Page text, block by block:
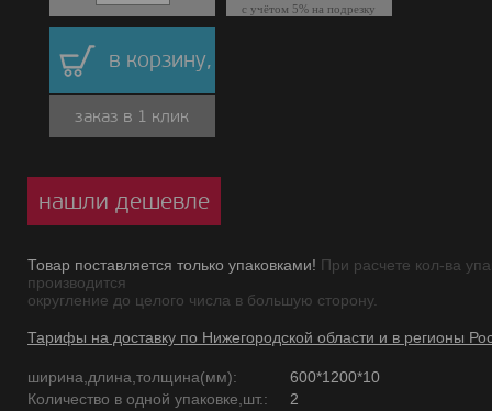
с учётом 5% на подрезку
в корзину,
заказ в 1 клик
нашли дешевле
Товар поставляется только упаковками! При расчете кол-ва
производится
округление до целого числа в большую сторону.
Тарифы на доставку по Нижегородской области и в регионы
ширина,длина,толщина(мм):
600*1200*10
Количество в одной упаковке,шт.:
2